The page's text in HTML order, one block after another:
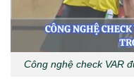
Công nghệ check VAR